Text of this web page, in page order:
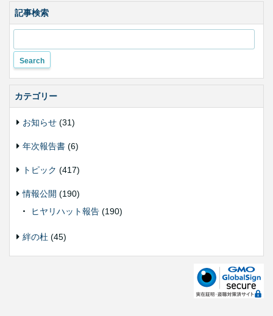
記事検索
カテゴリー
お知らせ (31)
年次報告書 (6)
トピック (417)
情報公開 (190)
ヒヤリハット報告 (190)
絆の杜 (45)